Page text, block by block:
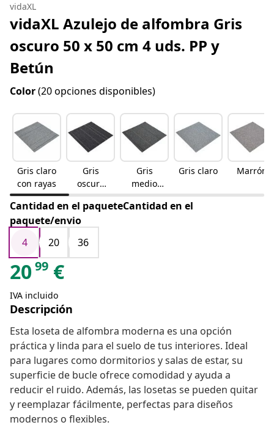
vidaXL
vidaXL Azulejo de alfombra Gris
oscuro 50 x 50 cm 4 uds. PP y
Betún
Color(20 opciones disponibles)
Gris claro
con rayas
Gris
oscuro
con rayas
Gris
medio
con rayas
Gris claro Marrón
Cantidad en el paqueteCantidad en el
paquete/envio
4
20 36
2099 €
IVA incluido
Descripción
Esta loseta de alfombra moderna es una opción
práctica y linda para el suelo de tus interiores. Ideal
para lugares como dormitorios y salas de estar, su
superficie de bucle ofrece comodidad y ayuda a
reducir el ruido. Además, las losetas se pueden quitar
y reemplazar fácilmente, perfectas para diseños
modernos o flexibles.